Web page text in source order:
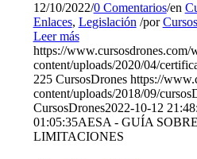
12/10/2022/0 Comentarios/en
Enlaces, Legislación /por
Leer más
https://www.cursosdrones.com/
content/uploads/2020/04/
225 CursosDrones https://
content/uploads/2018/09/
CursosDrones2022-10-12
01:05:35AESA - GUÍA
LIMITACIONES